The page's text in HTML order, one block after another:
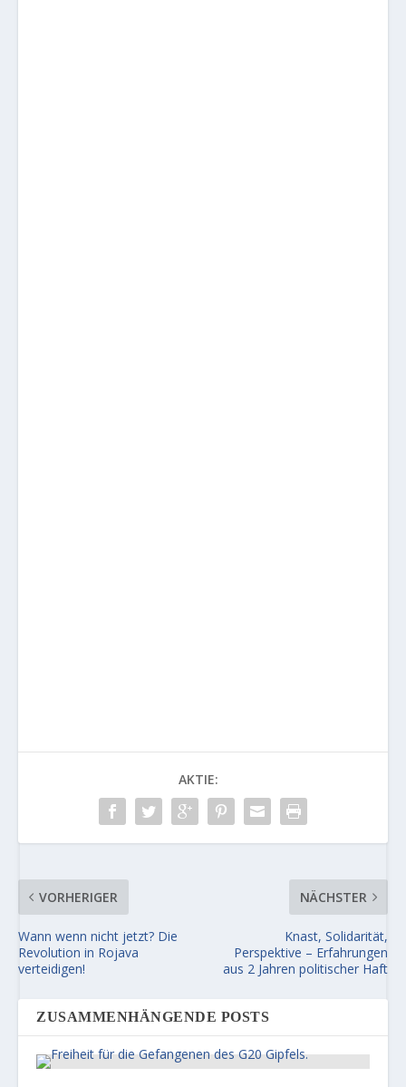
AKTIE:
VORHERIGER
Wann wenn nicht jetzt? Die
Revolution in Rojava
verteidigen!
NÄCHSTER
Knast, Solidarität,
Perspektive – Erfahrungen
aus 2 Jahren politischer Haft
ZUSAMMENHÄNGENDE POSTS